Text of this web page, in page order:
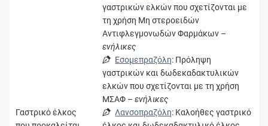
Γαστρικό έλκος
γαστρικών ελκών που σχετίζονται με
τη χρήση Μη στεροειδών
Αντιφλεγμονωδών Φαρμάκων –
ενήλικες
Εσομεπραζόλη: Πρόληψη
γαστρικών και δωδεκαδακτυλικών
ελκών που σχετίζονται με τη χρήση
ΜΣΑΦ – ενήλικες
Λανσοπραζόλη: Καλοήθες γαστρικό